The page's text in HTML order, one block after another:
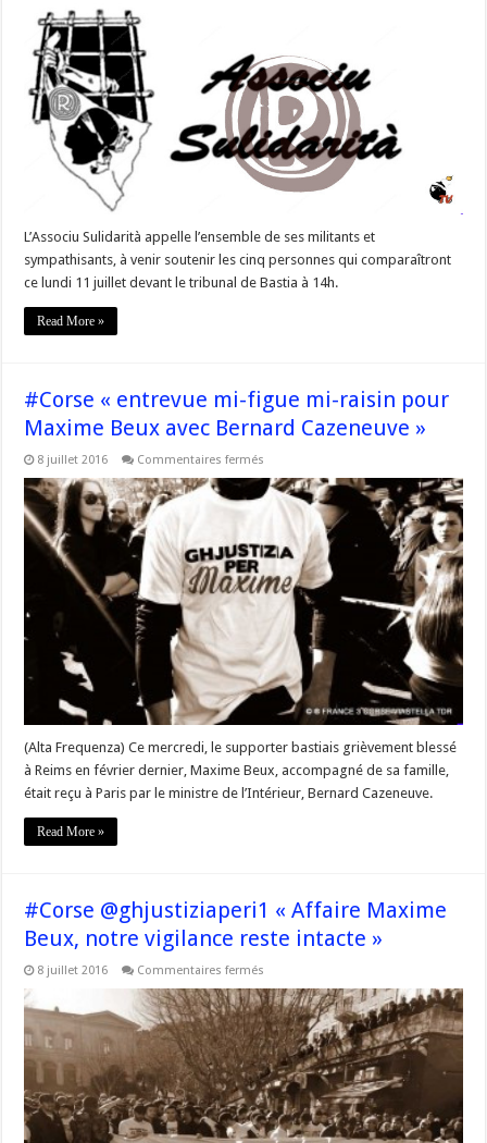
rassemblement
lors
du
procès
du
juillet
L’Associu Sulidarità appelle l’ensemble de ses militants et
sympathisants, à venir soutenir les cinq personnes qui comparaîtront
ce lundi 11 juillet devant le tribunal de Bastia à 14h.
Read More »
#Corse « entrevue mi-figue mi-raisin pour
Maxime Beux avec Bernard Cazeneuve »
8 juillet 2016 Commentaires fermés
« entrevue
mi-
figue
raisin
pour
Maxime
Beux
Bernard
Cazeneuve »
(Alta Frequenza) Ce mercredi, le supporter bastiais grièvement blessé
à Reims en février dernier, Maxime Beux, accompagné de sa famille,
était reçu à Paris par le ministre de l’Intérieur, Bernard Cazeneuve.
Read More »
#Corse @ghjustiziaperi1 « Affaire Maxime
Beux, notre vigilance reste intacte »
8 juillet 2016 Commentaires fermés
@ghjustiziaperi1
« Affaire
Maxime
Beux,
notre
vigilance
reste
intacte »